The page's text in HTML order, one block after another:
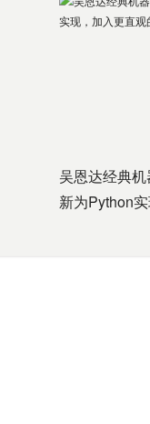
吴恩达经典
新为Python实